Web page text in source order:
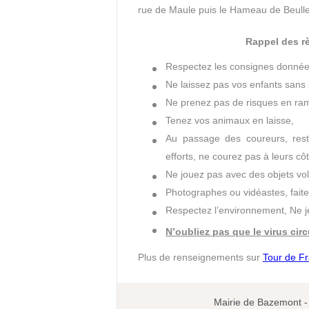
rue de Maule puis le Hameau de
Rappel des
Respectez les consignes
Ne laissez pas vos enfants
Ne prenez pas de risques en
Tenez vos animaux en laisse,
Au passage des coureurs,
efforts, ne courez pas à leurs
Ne jouez pas avec des objets
Photographes ou vidéastes,
Respectez l’environnement,
N’oubliez pas que le virus
Plus de renseignements sur ​ Tour de
Mairie de Bazemont